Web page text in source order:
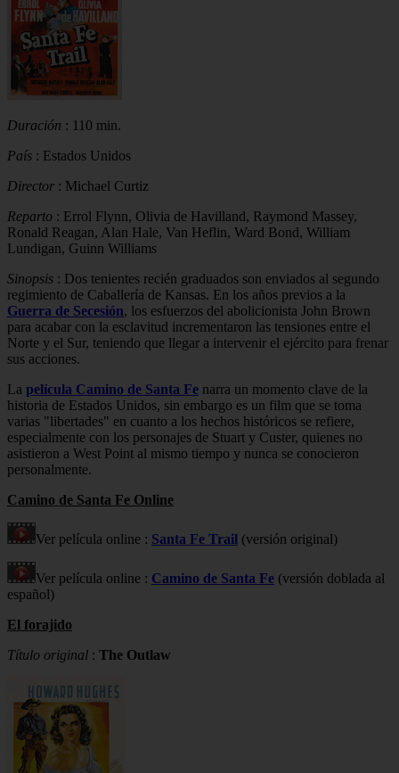
Duración : 110 min.
País : Estados Unidos
Director : Michael Curtiz
Reparto : Errol Flynn, Olivia de Havilland, Raymond Massey,
Ronald Reagan, Alan Hale, Van Heflin, Ward Bond, William
Lundigan, Guinn Williams
Sinopsis : Dos tenientes recién graduados son enviados al segundo
regimiento de Caballería de Kansas. En los años previos a la
Guerra de Secesión, los esfuerzos del abolicionista John Brown
para acabar con la esclavitud incrementaron las tensiones entre el
Norte y el Sur, teniendo que llegar a intervenir el ejército para frenar
sus acciones.
La película Camino de Santa Fe narra un momento clave de la
historia de Estados Unidos, sin embargo es un film que se toma
varias "libertades" en cuanto a los hechos históricos se refiere,
especialmente con los personajes de Stuart y Custer, quienes no
asistieron a West Point al mismo tiempo y nunca se conocieron
personalmente.
Camino de Santa Fe Online
Ver película online : Santa Fe Trail (versión original)
Ver película online : Camino de Santa Fe (versión doblada al
español)
El forajido
Título original : The Outlaw